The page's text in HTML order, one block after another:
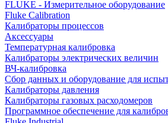
FLUKE - Измерительное оборудование
Fluke Calibration
Калибраторы процессов
Аксессуары
Температурная калибровка
Калибраторы электрических величин
ВЧ-калибровка
Сбор данных и оборудование для
Калибраторы давления
Калибраторы газовых расходомеров
Программное обеспечение для